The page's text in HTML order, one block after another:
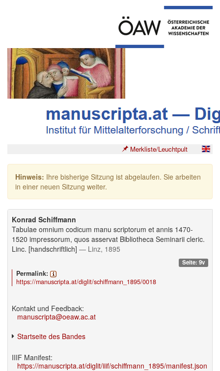
Merkliste/Leuchtpult
Hinweis: Ihre bisherige Sitzung ist abgelaufen. Sie arbeiten
in einer neuen Sitzung weiter.
Konrad Schiffmann
Tabulae omnium codicum manu scriptorum et annis 1470-
1520 impressorum, quos asservat Bibliotheca Seminarii cleric.
Linc. [handschriftlich] — Linz, 1895
Seite: 9v
Permalink:
https://manuscripta.at/diglit/schiffmann_1895/0018
Kontakt und Feedback:
manuscripta@oeaw.ac.at
Startseite des Bandes
IIIF Manifest:
https://manuscripta.at/diglit/iiif/schiffmann_1895/manifest.json